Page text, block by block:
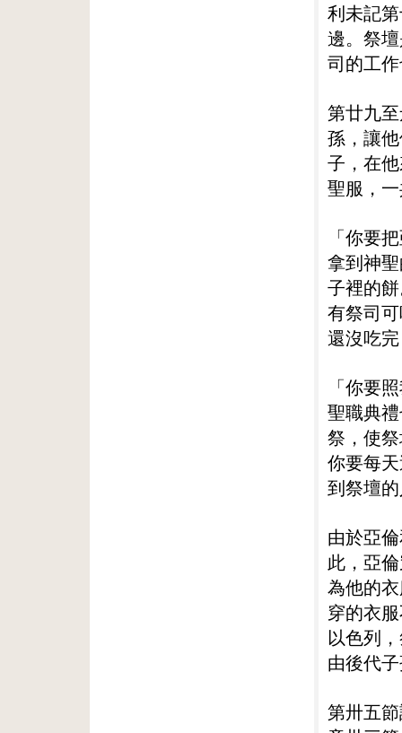
利未記
邊。祭
司的工
第廿九
孫，讓
子，在
聖服，
「你要
拿到神
子裡的
有祭司
還沒吃
「你要
聖職典
祭，使
你要每
到祭壇
由於亞
此，亞
為他的
穿的衣
以色列
由後代
第卅五